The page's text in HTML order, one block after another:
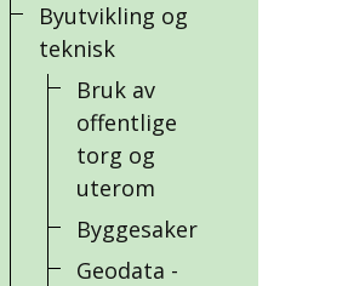
Byutvikling og
teknisk
Bruk av
offentlige
torg og
uterom
Byggesaker
Geodata -